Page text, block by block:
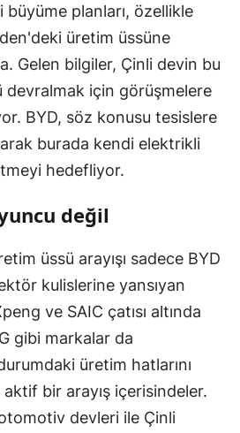
planları, özellikle
üretim üssüne
Gelen bilgiler, Çinli devin bu
devralmak için görüşmelere
BYD, söz konusu tesislere
burada kendi elektrikli
hedefliyor.
değil
üssü arayışı sadece BYD
kulislerine yansıyan
ve SAIC çatısı altında
gibi markalar da
üretim hatlarını
bir arayış içerisindeler.
devleri ile Çinli